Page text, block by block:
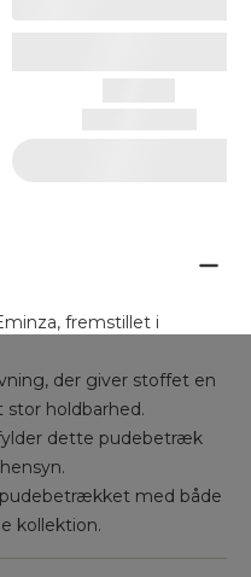
fremstillet i
der giver stoffet en
holdbarhed.
dette pudebetræk
med både
kollektion.